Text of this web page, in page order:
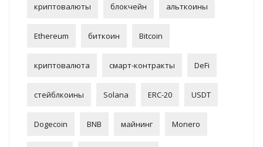
криптовалюты блокчейн альткоины
Ethereum биткоин Bitcoin
криптовалюта смарт-контракты DeFi
стейблкоины Solana ERC-20 USDT
Dogecoin BNB майнинг Monero